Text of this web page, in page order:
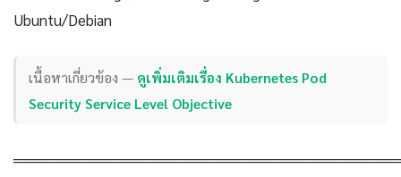
Ubuntu/Debian
เนื้อหาเกี่ยวข้อง — ดูเพิ่มเติมเรื่อง Kubernetes Pod
Security Service Level Objective